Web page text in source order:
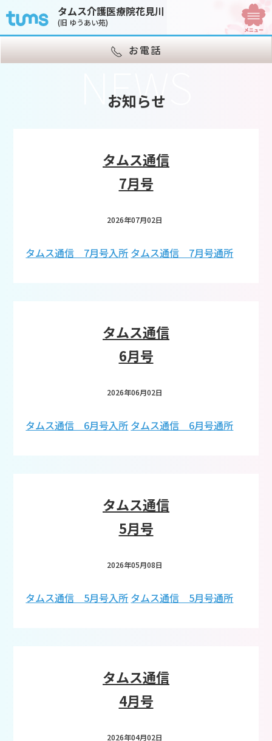
タムス介護医療院花見川
(旧 ゆうあい苑)
お電話
NEWS
お知らせ
タムス通信
7月号
2026年07月02日
タムス通信 7月号入所 タムス通信 7月号通所
タムス通信
6月号
2026年06月02日
タムス通信 6月号入所 タムス通信 6月号通所
タムス通信
5月号
2026年05月08日
タムス通信 5月号入所 タムス通信 5月号通所
タムス通信
4月号
2026年04月02日